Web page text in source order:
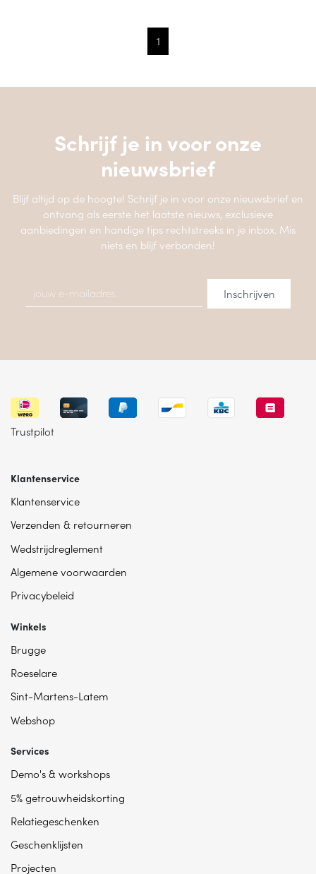
1
Schrijf je in voor onze
nieuwsbrief
Blijf altijd op de hoogte! Schrijf je in voor onze nieuwsbrief en
ontvang als eerste het laatste nieuws, exclusieve
aanbiedingen en handige tips rechtstreeks in je inbox. Mis
niets en blijf verbonden!
Trustpilot
Klantenservice
Klantenservice
Verzenden & retourneren
Wedstrijdreglement
Algemene voorwaarden
Privacybeleid
Winkels
Brugge
Roeselare
Sint-Martens-Latem
Webshop
Services
Demo's & workshops
5% getrouwheidskorting
Relatiegeschenken
Geschenklijsten
Projecten